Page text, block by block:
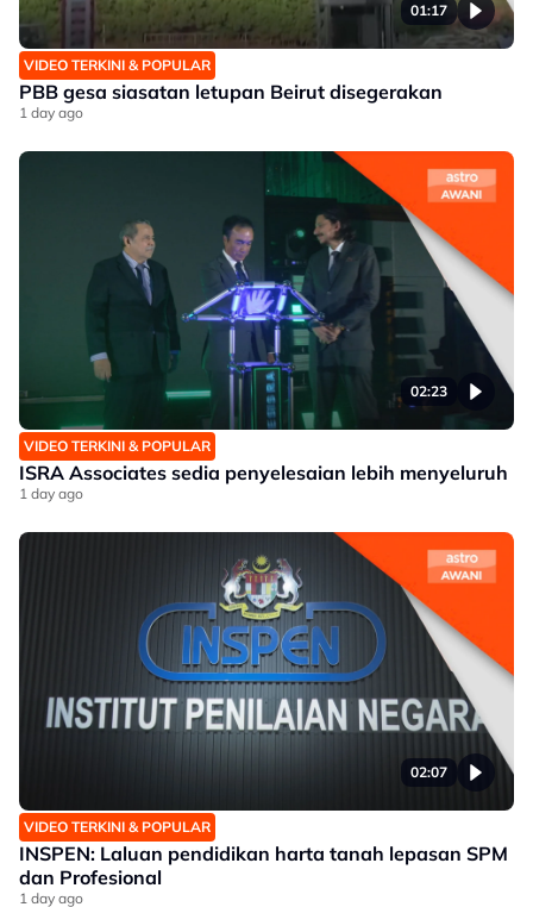
01:17
VIDEO TERKINI & POPULAR
PBB gesa siasatan letupan Beirut disegerakan
1 day ago
02:23
VIDEO TERKINI & POPULAR
ISRA Associates sedia penyelesaian lebih menyeluruh
1 day ago
02:07
VIDEO TERKINI & POPULAR
INSPEN: Laluan pendidikan harta tanah lepasan SPM
dan Profesional
1 day ago